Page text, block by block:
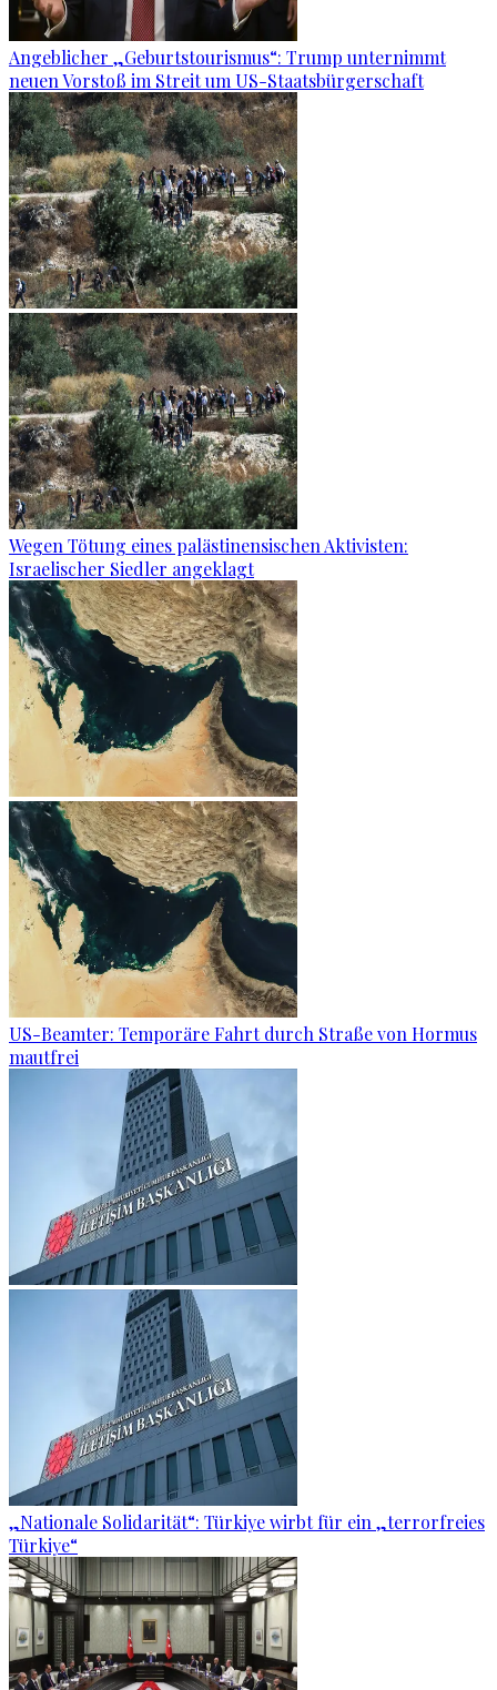
Angeblicher „Geburtstourismus“: Trump unternimmt
neuen Vorstoß im Streit um US-Staatsbürgerschaft
Wegen Tötung eines palästinensischen Aktivisten:
Israelischer Siedler angeklagt
US-Beamter: Temporäre Fahrt durch Straße von Hormus
mautfrei
„Nationale Solidarität“: Türkiye wirbt für ein „terrorfreies
Türkiye“